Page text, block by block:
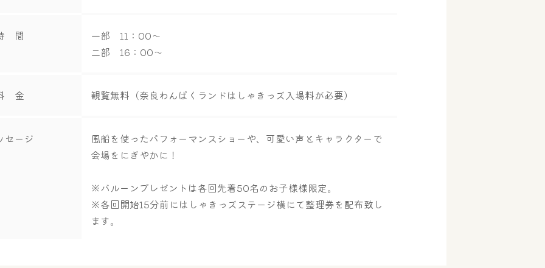
間
一部 11：00～
二部 16：00～
金 観覧無料（奈良わんぱくランドはしゃきっズ入場料が必要）
セージ
風船を使ったパフォーマンスショーや、可愛い声とキャラクターで
会場をにぎやかに！
※バルーンプレゼントは各回先着50名のお子様様限定。
※各回開始15分前にはしゃきっズステージ横にて整理券を配布致し
ます。